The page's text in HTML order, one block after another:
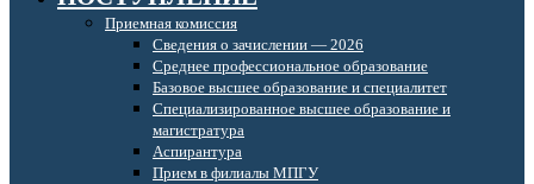
Приемная комиссия
Сведения о зачислении — 2026
Среднее профессиональное образование
Базовое высшее образование и специалитет
Специализированное высшее образование и
магистратура
Аспирантура
Прием в филиалы МПГУ